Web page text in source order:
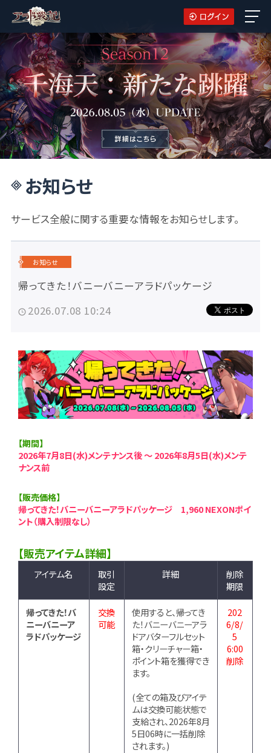
お知らせ
サービス全般に関する重要な情報をお知らせします。
お知らせ
帰ってきた！バニーバニーアラドパッケージ
2026.07.08 10:24
【期間】
2026年7月8日(水)メンテナンス後 ～ 2026年8月5日(水)メンテ
ナンス前
【販売価格】
帰ってきた！バニーバニーアラドパッケージ 1,960 NEXONポイ
ント（購入制限なし）
【販売アイテム詳細】
アイテム名
取引
設定
詳細
削除
期限
帰ってきた！バ
ニーバニーア
ラドパッケージ
交換
可能
使用すると、帰ってき
た！バニーバニーアラ
ドアバターフルセット
箱・クリーチャー箱・
ポイント箱を獲得でき
ます。
(全ての箱及びアイテ
ムは交換可能状態で
支給され、2026年8月
5日06時に一括削除
されます。)
202
6/8/
5
6:00
削除